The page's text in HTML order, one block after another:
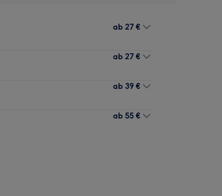
ab 27 €
ab 27 €
ab 39 €
ab 55 €